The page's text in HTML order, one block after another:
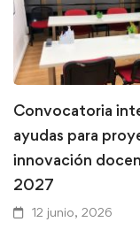
Convocatoria
ayudas para
innovación
2027
12 junio, 2026